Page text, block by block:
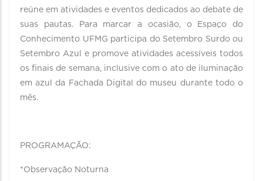
reúne em atividades e eventos dedicados ao debate de
suas pautas. Para marcar a ocasião, o Espaço do
Conhecimento UFMG participa do Setembro Surdo ou
Setembro Azul e promove atividades acessíveis todos
os finais de semana, inclusive com o ato de iluminação
em azul da Fachada Digital do museu durante todo o
mês.
PROGRAMAÇÃO:
*Observação Noturna